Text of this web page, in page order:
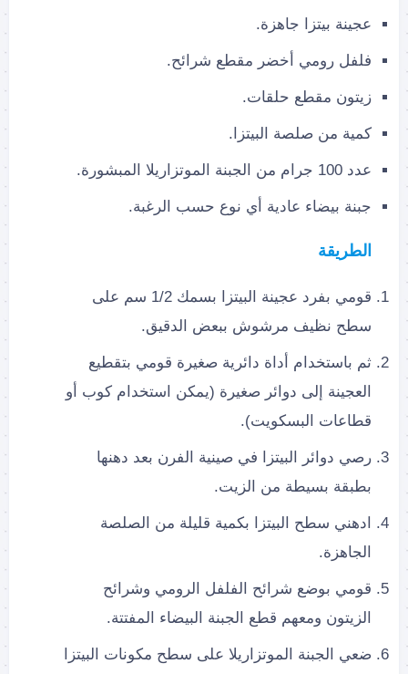
عجينة بيتزا جاهزة.
فلفل رومي أخضر مقطع شرائح.
زيتون مقطع حلقات.
كمية من صلصة البيتزا.
عدد 100 جرام من الجبنة الموتزاريلا المبشورة.
جبنة بيضاء عادية أي نوع حسب الرغبة.
الطريقة
قومي بفرد عجينة البيتزا بسمك 1/2 سم على
سطح نظيف مرشوش ببعض الدقيق.
ثم باستخدام أداة دائرية صغيرة قومي بتقطيع
العجينة إلى دوائر صغيرة (يمكن استخدام كوب أو
قطاعات البسكويت).
رصي دوائر البيتزا في صينية الفرن بعد دهنها
بطبقة بسيطة من الزيت.
ادهني سطح البيتزا بكمية قليلة من الصلصة
الجاهزة.
قومي بوضع شرائح الفلفل الرومي وشرائح
الزيتون ومعهم قطع الجبنة البيضاء المفتتة.
ضعي الجبنة الموتزاريلا على سطح مكونات البيتزا